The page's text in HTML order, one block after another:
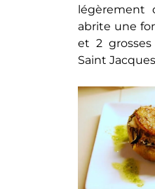
légèrement
abrite une
et 2
Saint